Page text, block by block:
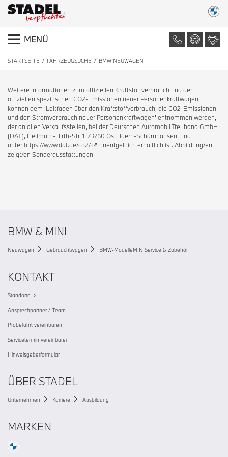
MENÜ
STARTSEITE FAHRZEUGSUCHE BMW NEUWAGEN
Weitere Informationen zum offiziellen Kraftstoffverbrauch und den
offiziellen spezifischen CO2-Emissionen neuer Personenkraftwagen
können dem 'Leitfaden über den Kraftstoffverbrauch, die CO2-Emissionen
und den Stromverbrauch neuer Personenkraftwagen' entnommen werden,
der an allen Verkaufsstellen, bei der Deutschen Automobil Treuhand GmbH
(DAT), Hellmuth-Hirth-Str. 1, 73760 Ostfildern-Scharnhausen, und
unter https://www.dat.de/co2/
unentgeltlich erhältlich ist. Abbildung/en
zeigt/en Sonderausstattungen.
BMW & MINI
Neuwagen Gebrauchtwagen BMW-ModelleMINIService & Zubehör
KONTAKT
Standorte
Ansprechpartner / Team
Probefahrt vereinbaren
Servicetermin vereinbaren
Hinweisgeberformular
ÜBER STADEL
Unternehmen Karriere Ausbildung
MARKEN